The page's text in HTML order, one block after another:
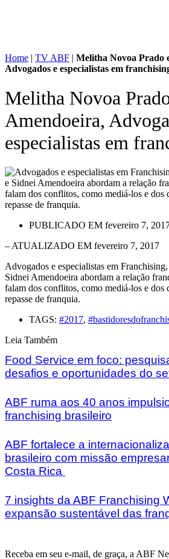
Home | TV ABF | Melitha Novoa Prado
Advogados e especialistas em
Melitha Novoa
Amendoeira,
especialistas em
PUBLICADO EM fevereiro 7,
– ATUALIZADO EM fevereiro 7, 2017
Advogados e especialistas em
Sidnei Amendoeira abordam a relação
falam dos conflitos, como mediá-los e dos
repasse de franquia.
TAGS: #2017,
Leia Também
Food Service em foco:
desafios e oportunidades do
ABF ruma aos 40 anos
franchising brasileiro
ABF fortalece a
brasileiro com missão
Costa Rica
7 insights da ABF Franchising
expansão sustentável das
Receba em seu e-mail, de graça, a ABF